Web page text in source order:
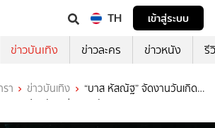
TH
เข้าสู่ระบบ
ข่าวบันเทิง ข่าวละคร ข่าวหนัง รี
า ข่าวบันเทิง
“บาส หัสณัฐ” จัดงานวันเกิด
แฟนคลับเตรียมกดบัตร!